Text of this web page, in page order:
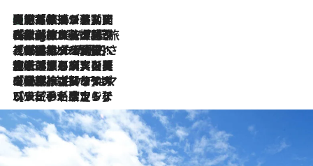
2026.8.5
【厳選旅コスメ】国内をあちこち移動する河井菜摘が選んだ夏旅ベストコスメ発表！「リラックスアイテムはマスト」【Mサイズジップ】
2026.8.4
【厳選旅コスメ】「紫外線＆乾燥対策しながらメイク感も！」ヘア＆メイクGeorgeが選んだ夏旅ベストコスメを発表！【Mサイズジップ】
2026.8.3
【厳選旅コスメ】「保湿もタイパ重視！」“サウナ好き”タレント清水みさとが愛用する夏旅ベストコスメを発表！【Mサイズジップ】
2026.8.2
【厳選旅コスメ】美容家・瀬戸麻実の夏旅ベストコスメを発表！「ストレスなく使えるクレンジング＆洗顔は必須」【Mサイズジップ】
2026.8.1
【厳選旅コスメ】「UV＆美白ケアはマスト！」フリーアナウンサー宇賀なつみの夏旅ベストコスメを発表！【Mサイズジップ】
2026.7.23
【リピート確定！】ハワイの名店ランチプレートとサンドイッチ、手が止まらない人気ドーナツ